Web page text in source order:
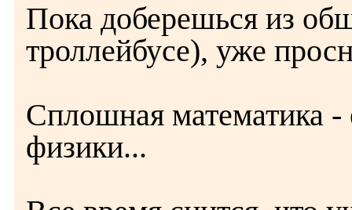
Пока доберешься из
троллейбусе), уже
Сплошная математика
физики...